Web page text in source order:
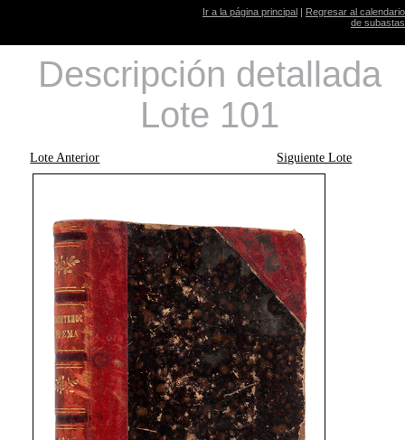
Ir a la página principal | Regresar al calendario
de subastas
Descripción detallada
Lote 101
Lote Anterior Siguiente Lote